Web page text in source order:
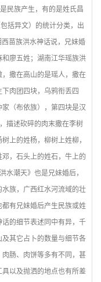
民族产生，有的是姓氏昌
括异文）的统计分类，出
苗族洪水神话说，兄妹婚
廖五姓；湖南江华瑶族洪
撒在高山的是瑶人，撒在
肉团四块，乌鸦衔丢四
（布依族），第四块是汉
描述砍碎的肉末撒在李树
上的姓杨，柳树上姓柳，
，石头上的姓石，牛上的
水潮天》也是兄妹婚后，
族，广西红水河流域的壮
有兄妹婚后产生民族或姓
的细节表述同中有异，千
其它占卜的数量与细节各
肠、肉饼等多有不同，甚
以及抛洒的地点也有所差